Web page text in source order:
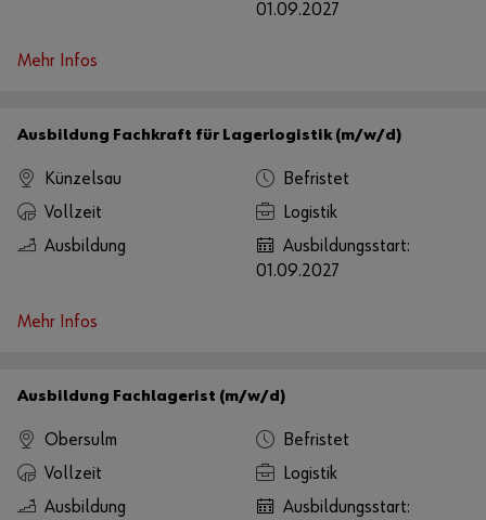
01.09.2027
Mehr Infos
Ausbildung Fachkraft für Lagerlogistik (m/w/d)
Künzelsau
Befristet
Vollzeit
Logistik
Ausbildung
Ausbildungsstart:
01.09.2027
Mehr Infos
Ausbildung Fachlagerist (m/w/d)
Obersulm
Befristet
Vollzeit
Logistik
Ausbildung
Ausbildungsstart: